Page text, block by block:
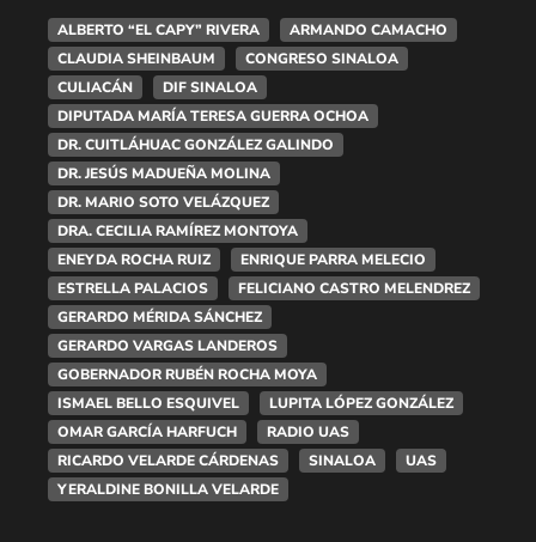
ALBERTO “EL CAPY” RIVERA
ARMANDO CAMACHO
CLAUDIA SHEINBAUM
CONGRESO SINALOA
CULIACÁN
DIF SINALOA
DIPUTADA MARÍA TERESA GUERRA OCHOA
DR. CUITLÁHUAC GONZÁLEZ GALINDO
DR. JESÚS MADUEÑA MOLINA
DR. MARIO SOTO VELÁZQUEZ
DRA. CECILIA RAMÍREZ MONTOYA
ENEYDA ROCHA RUIZ
ENRIQUE PARRA MELECIO
ESTRELLA PALACIOS
FELICIANO CASTRO MELENDREZ
GERARDO MÉRIDA SÁNCHEZ
GERARDO VARGAS LANDEROS
GOBERNADOR RUBÉN ROCHA MOYA
ISMAEL BELLO ESQUIVEL
LUPITA LÓPEZ GONZÁLEZ
OMAR GARCÍA HARFUCH
RADIO UAS
RICARDO VELARDE CÁRDENAS
SINALOA
UAS
YERALDINE BONILLA VELARDE